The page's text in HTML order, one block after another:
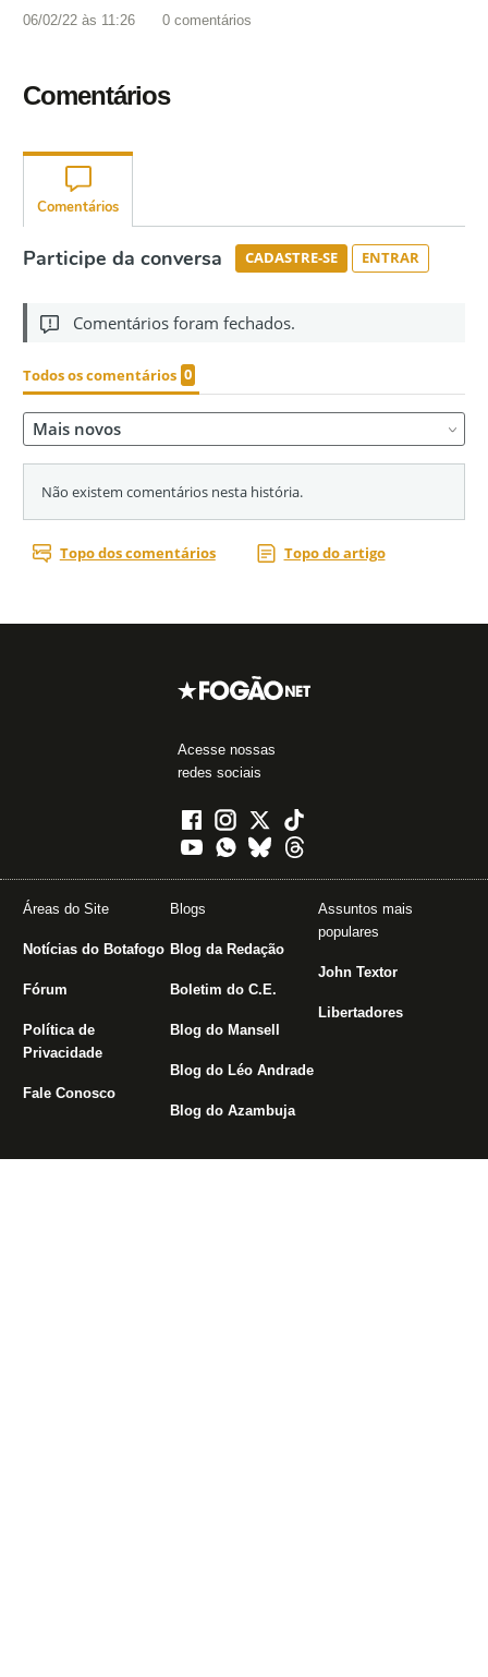
06/02/22 às 11:26 0 comentários
Comentários
Acesse nossas
redes sociais
Áreas do Site
Notícias do Botafogo
Fórum
Política de
Privacidade
Fale Conosco
Blogs
Blog da Redação
Boletim do C.E.
Blog do Mansell
Blog do Léo Andrade
Blog do Azambuja
Assuntos mais
populares
John Textor
Libertadores